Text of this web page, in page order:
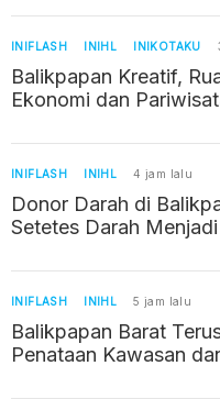
INIFLASH INIHL INIKOTAKU
Balikpapan Kreatif,
Ekonomi dan
INIFLASH INIHL 4 jam lalu
Donor Darah di
Setetes Darah
INIFLASH INIHL 5 jam lalu
Balikpapan Barat
Penataan Kawasan